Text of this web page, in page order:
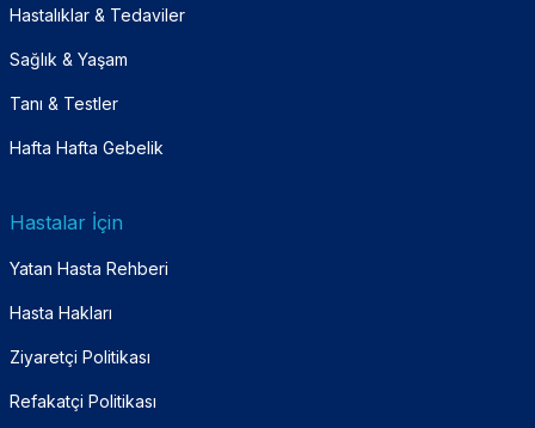
Hastalıklar & Tedaviler
Sağlık & Yaşam
Tanı & Testler
Hafta Hafta Gebelik
Hastalar İçin
Yatan Hasta Rehberi
Hasta Hakları
Ziyaretçi Politikası
Refakatçi Politikası